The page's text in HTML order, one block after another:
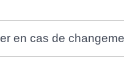
en cas de